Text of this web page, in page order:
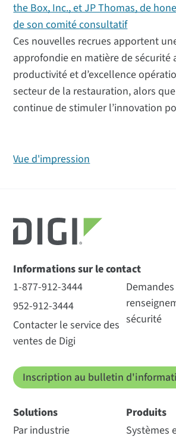
the Box, Inc., et JP Thomas, de
de son comité consultatif
Ces nouvelles recrues apportent
approfondie en matière de sécurité
productivité et d’excellence
secteur de la restauration, alors
continue de stimuler l’innovation
Vue d'impression
Informations sur le contact
1-877-912-3444
952-912-3444
Contacter le service des
ventes de Digi
sécurité
Inscription au bulletin
Solutions
Par industrie
Produits
Systèmes